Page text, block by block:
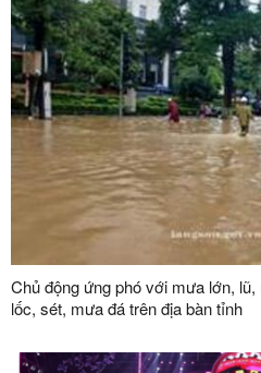
Chủ động ứng phó với mưa lớn,
lốc, sét, mưa đá trên địa bàn tỉnh